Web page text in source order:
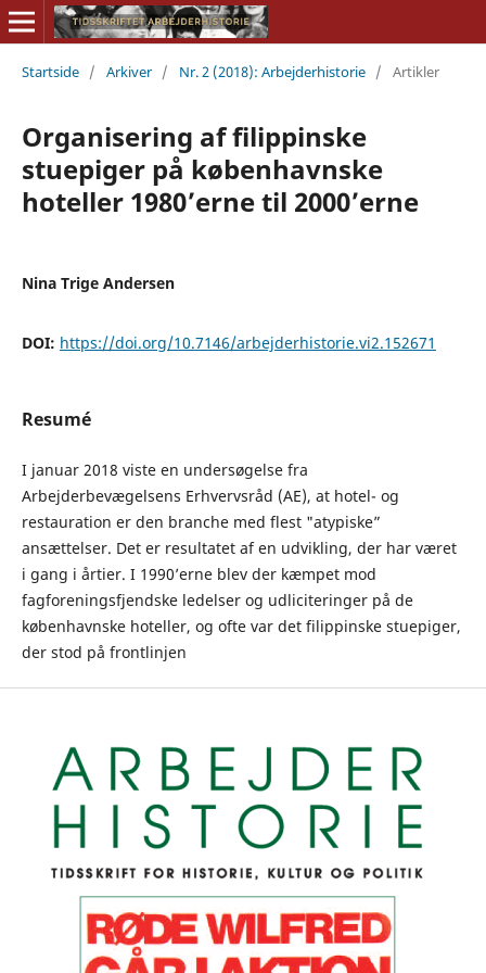
Startside / Arkiver / Nr. 2 (2018): Arbejderhistorie / Artikler
Organisering af filippinske
stuepiger på københavnske
hoteller 1980’erne til 2000’erne
Nina Trige Andersen
DOI: https://doi.org/10.7146/arbejderhistorie.vi2.152671
Resumé
I januar 2018 viste en undersøgelse fra
Arbejderbevægelsens Erhvervsråd (AE), at hotel- og
restauration er den branche med flest "atypiske”
ansættelser. Det er resultatet af en udvikling, der har været
i gang i årtier. I 1990’erne blev der kæmpet mod
fagforeningsfjendske ledelser og udliciteringer på de
københavnske hoteller, og ofte var det filippinske stuepiger,
der stod på frontlinjen